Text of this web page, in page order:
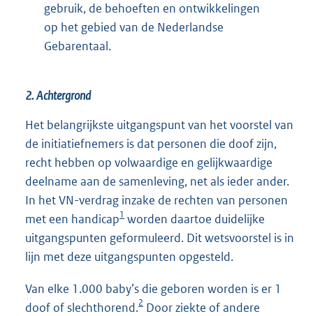
gebruik, de behoeften en ontwikkelingen
op het gebied van de Nederlandse
Gebarentaal.
2. Achtergrond
Het belangrijkste uitgangspunt van het voorstel van
de initiatiefnemers is dat personen die doof zijn,
recht hebben op volwaardige en gelijkwaardige
deelname aan de samenleving, net als ieder ander.
In het VN-verdrag inzake de rechten van personen
met een handicap1 worden daartoe duidelijke
uitgangspunten geformuleerd. Dit wetsvoorstel is in
lijn met deze uitgangspunten opgesteld.
Van elke 1.000 baby’s die geboren worden is er 1
doof of slechthorend.2 Door ziekte of andere